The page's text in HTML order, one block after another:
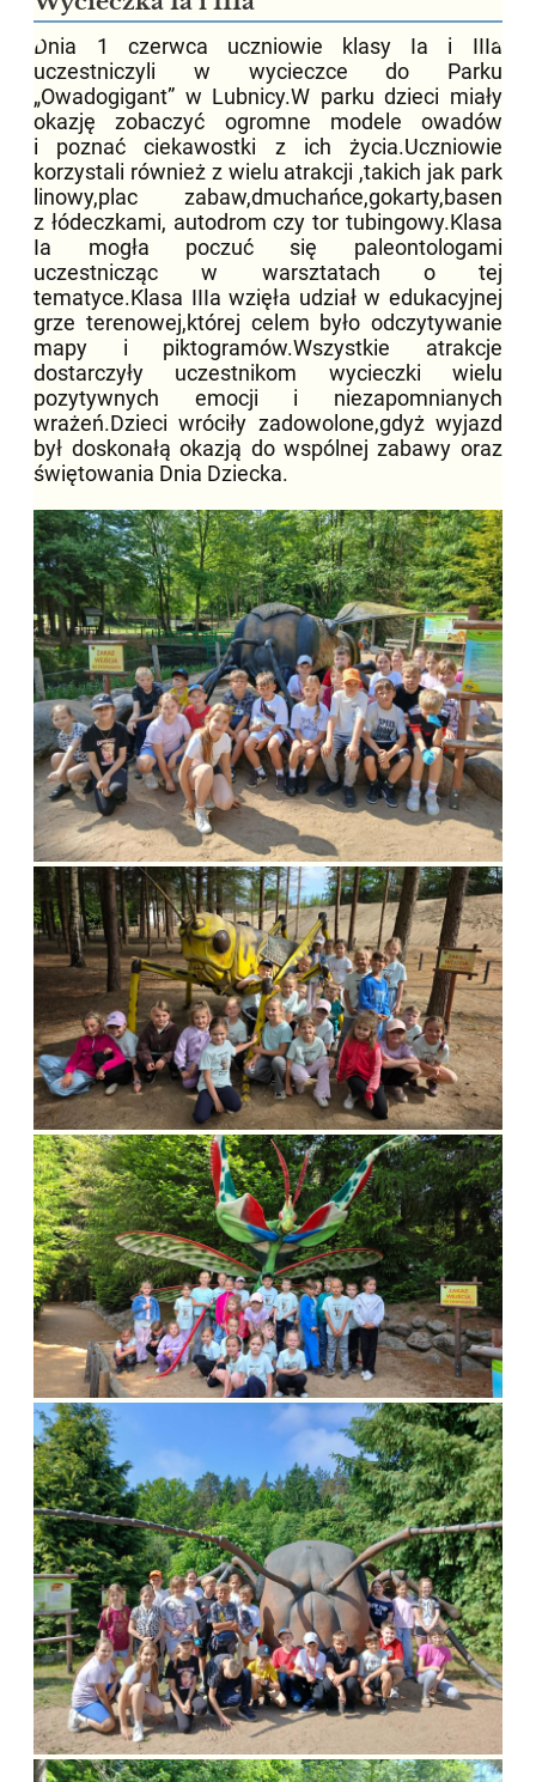
Dnia 1 czerwca uczniowie klasy Ia i IIIa
uczestniczyli w wycieczce do Parku
„Owadogigant” w Lubnicy.W parku dzieci miały
okazję zobaczyć ogromne modele owadów
i poznać ciekawostki z ich życia.Uczniowie
korzystali również z wielu atrakcji ,takich jak park
linowy,plac zabaw,dmuchańce,gokarty,basen
z łódeczkami, autodrom czy tor tubingowy.Klasa
Ia mogła poczuć się paleontologami
uczestnicząc w warsztatach o tej
tematyce.Klasa IIIa wzięła udział w edukacyjnej
grze terenowej,której celem było odczytywanie
mapy i piktogramów.Wszystkie atrakcje
dostarczyły uczestnikom wycieczki wielu
pozytywnych emocji i niezapomnianych
wrażeń.Dzieci wróciły zadowolone,gdyż wyjazd
był doskonałą okazją do wspólnej zabawy oraz
świętowania Dnia Dziecka.